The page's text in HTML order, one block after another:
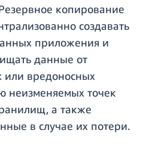
копирование
создавать
приложения и
данные от
вредоносных
неизменяемых точек
а также
в случае их потери.